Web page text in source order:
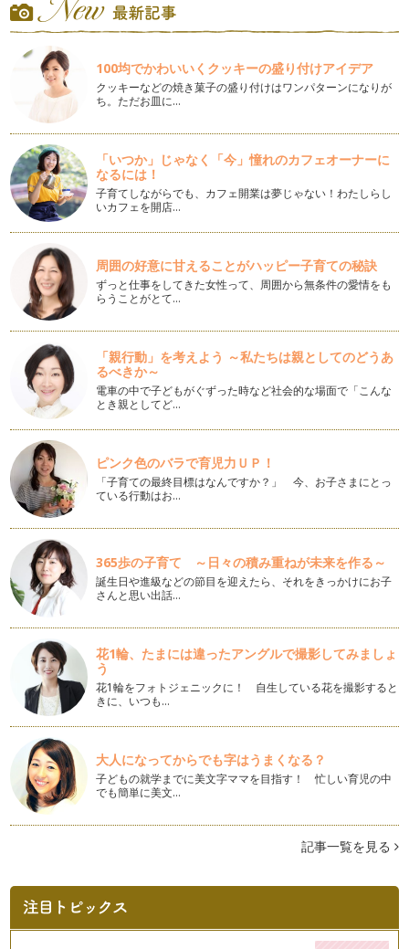
いいお母さんプレッシャー
「いいお母さんになりたい」これは、きっと多くの産後の女性
が感じていることだと、おもいます。…
上の子を愛せないという出来事
2015年 はじめてのメッセージです。 先日BLOGでアップを
したテーマに対して沢…
寒い季節の乳腺炎
あと数日で2014年も終わりに近づいてきました。みなさん
は、どんな2014年をすごしました…
産後の休息とリハビリテーション
12月。今年もあと１ヵ月になりましたね。時の流れは本当に
早いですが、産後の時間の流れ&he…
産後のイライラ
産後のイライラについて今日はメッセージを書かせていただき
たいと思います。 よく、…
赤ちゃんが泣く本当の意味
11月に入って一気に朝夕が冷え込みはじめましたね。 葉の色
も変わり始めた風景をぜ…
お産トラウマ
秋分が過ぎて、ますます秋の足音がしてきました、ここ数日。
幼稚園の運動会なども終わって、きっ…
産後の生と性
めっきり秋らしくなってきて、日が落ちるのも早まってきまし
たね。季節の変わり目には体調も不調…
子どもの「しつけ」に悩むときに
すっかり秋らしい毎日 ここのところ、お天気が不安定で
自然の力の大きさを感じてい…
夫との関係で悩む方へ
産後に夫との関係が悪くなった。今まで、ラブラブだったのに
どうして・・・・。なんてことありま…
母との関係で悩むママたち
子どもたちと過ごす夏休みは母親にとっても新しい発見のある
時間です。そんな毎日を過ごすやまが…
産後つらくなったら
産後の心と体の大切さのメッセンジャーやまがたです。 今日
長い梅雨やお天気が不安定な日々が続きますが、体調などくず
していませんか？お日様からお名前を…
100均でかわいいくクッキーの盛り付けアイデア
クッキーなどの焼き菓子の盛り付けはワンパターンになりが
ち。ただお皿に…
「いつか」じゃなく「今」憧れのカフェオーナーに
なるには！
子育てしながらでも、カフェ開業は夢じゃない！わたしらし
いカフェを開店…
周囲の好意に甘えることがハッピー子育ての秘訣
ずっと仕事をしてきた女性って、周囲から無条件の愛情をも
らうことがとて…
「親行動」を考えよう ～私たちは親としてのどうあ
るべきか～
電車の中で子どもがぐずった時など社会的な場面で「こんな
とき親としてど…
ピンク色のバラで育児力ＵＰ！
「子育ての最終目標はなんですか？」 今、お子さまにとっ
ている行動はお…
365歩の子育て ～日々の積み重ねが未来を作る～
誕生日や進級などの節目を迎えたら、それをきっかけにお子
さんと思い出話…
花1輪、たまには違ったアングルで撮影してみましょ
う
花1輪をフォトジェニックに！ 自生している花を撮影すると
きに、いつも…
大人になってからでも字はうまくなる？
子どもの就学までに美文字ママを目指す！ 忙しい育児の中
でも簡単に美文…
記事一覧を見る